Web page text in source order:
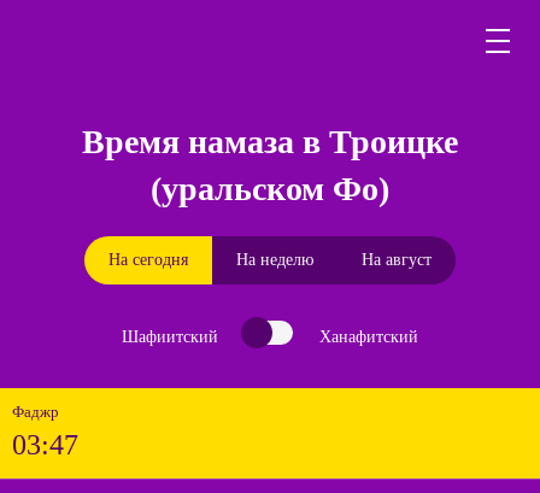
Время намаза в Троицке
(уральском Фо)
На сегодня На неделю На август
Шафиитский Ханафитский
Фаджр
03:47